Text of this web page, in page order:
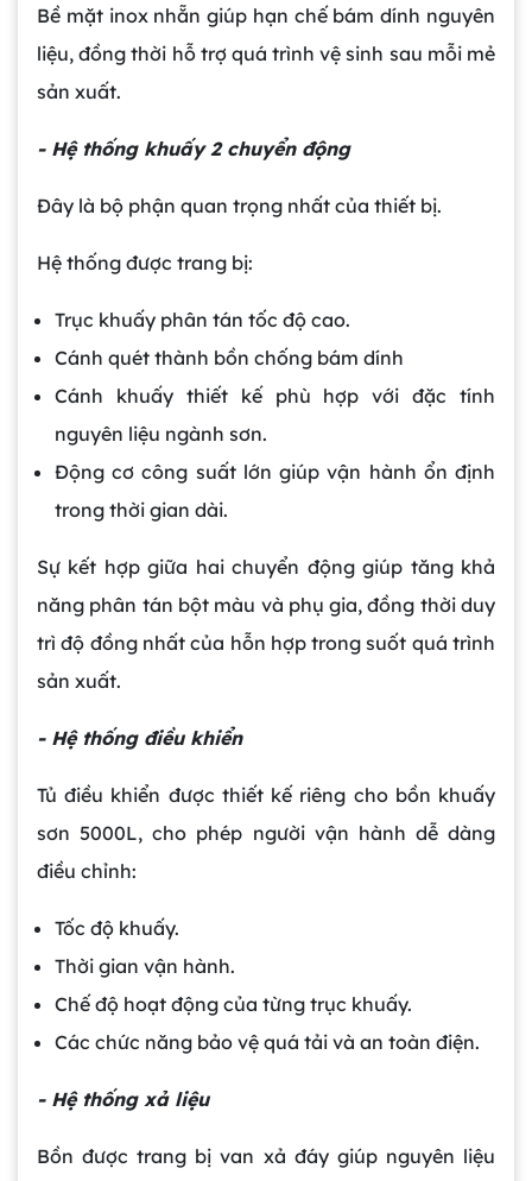
Bề mặt inox nhẵn giúp hạn chế bám dính nguyên
liệu, đồng thời hỗ trợ quá trình vệ sinh sau mỗi mẻ
sản xuất.
- Hệ thống khuấy 2 chuyển động
Đây là bộ phận quan trọng nhất của thiết bị.
Hệ thống được trang bị:
Trục khuấy phân tán tốc độ cao.
Cánh quét thành bồn chống bám dính
Cánh khuấy thiết kế phù hợp với đặc tính
nguyên liệu ngành sơn.
Động cơ công suất lớn giúp vận hành ổn định
trong thời gian dài.
Sự kết hợp giữa hai chuyển động giúp tăng khả
năng phân tán bột màu và phụ gia, đồng thời duy
trì độ đồng nhất của hỗn hợp trong suốt quá trình
sản xuất.
- Hệ thống điều khiển
Tủ điều khiển được thiết kế riêng cho bồn khuấy
sơn 5000L, cho phép người vận hành dễ dàng
điều chỉnh:
Tốc độ khuấy.
Thời gian vận hành.
Chế độ hoạt động của từng trục khuấy.
Các chức năng bảo vệ quá tải và an toàn điện.
- Hệ thống xả liệu
Bồn được trang bị van xả đáy giúp nguyên liệu